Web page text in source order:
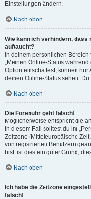
Einstellungen ändern.
Nach oben
Wie kann ich verhindern, dass
auftaucht?
In deinem persönlichen
„Meinen Online-Status
Option einschaltest, können nur
deinen Online-Status sehen.
Nach oben
Die Forenuhr geht falsch!
Möglicherweise entspricht die
In diesem Fall solltest du im
Zeitzone (Mitteleuropäische
von registrierten Benutzern
bist, ist dies ein guter Grund,
Nach oben
Ich habe die Zeitzone
falsch!